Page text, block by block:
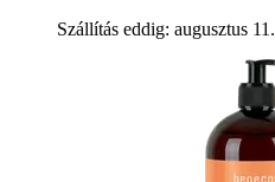
Szállítás eddig: augusztus 11.